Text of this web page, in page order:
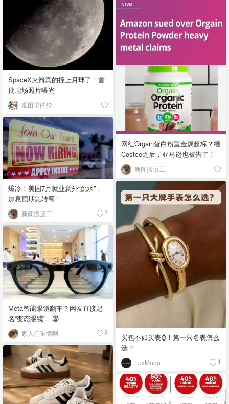
SpaceX火箭真的撞上月球了！首
批现场照片曝光
瓜田里的猹
网红Orgain蛋白粉重金属超标？继
Costco之后，亚马逊也被告了！
新闻搬运工
爆冷！美国7月就业意外“跳水”，
加息预期急转弯！
新闻搬运工 2
买包不如买表⌚️！第一只名表怎么
选？
LuxMoon 4
Meta智能眼镜翻车？网友直接起
名“变态眼镜”…😨
家人们谁懂啊 8